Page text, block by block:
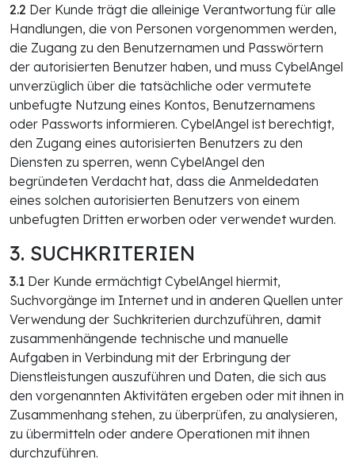
2.2 Der Kunde trägt die alleinige Verantwortung für alle
Handlungen, die von Personen vorgenommen werden,
die Zugang zu den Benutzernamen und Passwörtern
der autorisierten Benutzer haben, und muss CybelAngel
unverzüglich über die tatsächliche oder vermutete
unbefugte Nutzung eines Kontos, Benutzernamens
oder Passworts informieren. CybelAngel ist berechtigt,
den Zugang eines autorisierten Benutzers zu den
Diensten zu sperren, wenn CybelAngel den
begründeten Verdacht hat, dass die Anmeldedaten
eines solchen autorisierten Benutzers von einem
unbefugten Dritten erworben oder verwendet wurden.
3. SUCHKRITERIEN
3.1 Der Kunde ermächtigt CybelAngel hiermit,
Suchvorgänge im Internet und in anderen Quellen unter
Verwendung der Suchkriterien durchzuführen, damit
zusammenhängende technische und manuelle
Aufgaben in Verbindung mit der Erbringung der
Dienstleistungen auszuführen und Daten, die sich aus
den vorgenannten Aktivitäten ergeben oder mit ihnen in
Zusammenhang stehen, zu überprüfen, zu analysieren,
zu übermitteln oder andere Operationen mit ihnen
durchzuführen.